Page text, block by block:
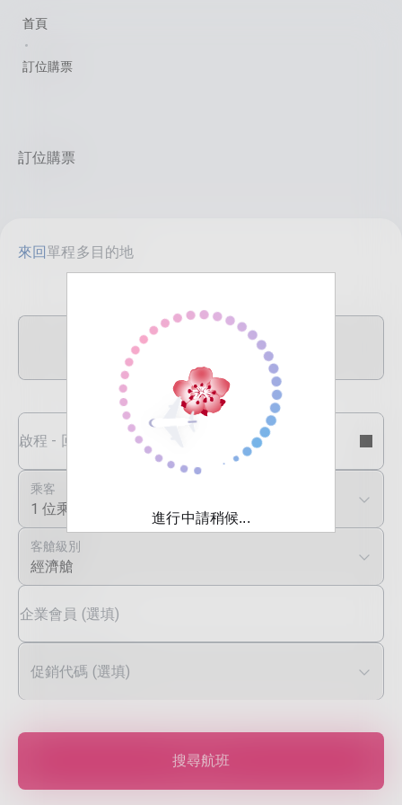
首頁
訂位購票
訂位購票
來回單程多目的地
臺北(桃園)
啟程 - 回程日期
乘客
1 位乘客
客艙級別
經濟艙
企業會員 (選填)
促銷代碼 (選填)
搜尋航班
進行中請稍候...